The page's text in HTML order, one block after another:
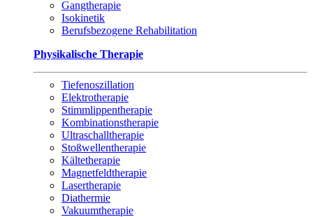
Gangtherapie
Isokinetik
Berufsbezogene Rehabilitation
Physikalische Therapie
Tiefenoszillation
Elektrotherapie
Stimmlippentherapie
Kombinationstherapie
Ultraschalltherapie
Stoßwellentherapie
Kältetherapie
Magnetfeldtherapie
Lasertherapie
Diathermie
Vakuumtherapie